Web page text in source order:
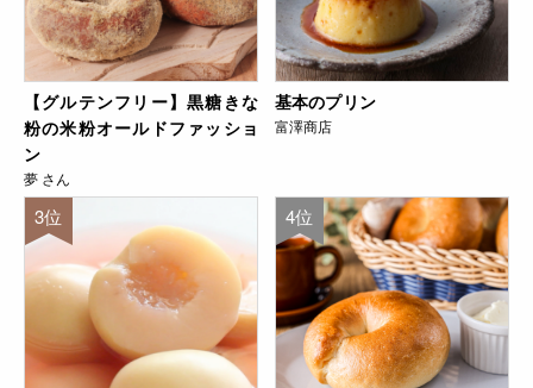
【グルテンフリー】黒糖きな
粉の米粉オールドファッショ
ン
夢 さん
基本のプリン
富澤商店
3位 4位